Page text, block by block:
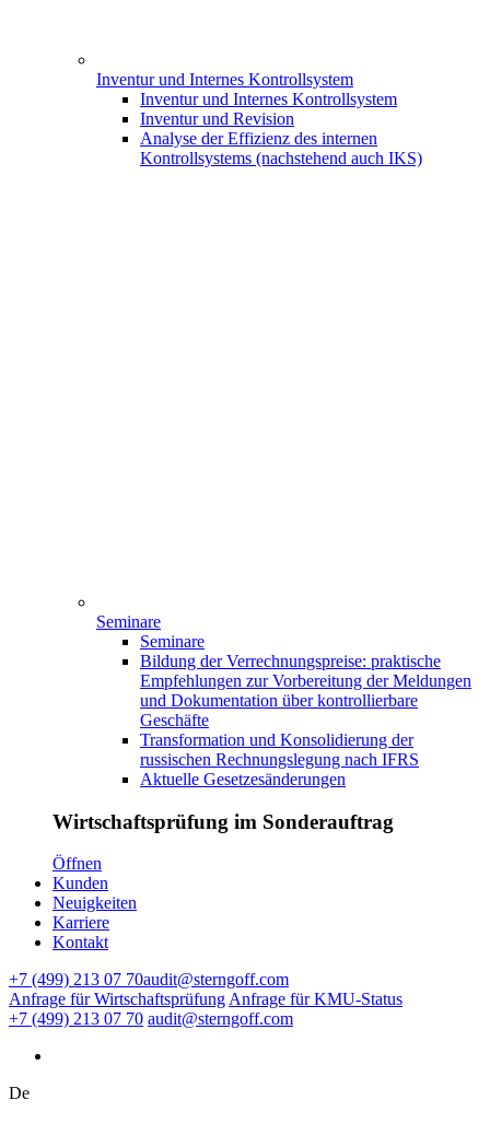
Inventur und Internes Kontrollsystem
Inventur und Internes Kontrollsystem
Inventur und Revision
Analyse der Effizienz des internen
Kontrollsystems (nachstehend auch IKS)
Seminare
Seminare
Bildung der Verrechnungspreise: praktische
Empfehlungen zur Vorbereitung der Meldungen
und Dokumentation über kontrollierbare
Geschäfte
Transformation und Konsolidierung der
russischen Rechnungslegung nach IFRS
Aktuelle Gesetzesänderungen
Wirtschaftsprüfung im Sonderauftrag
Ӧffnen
Kunden
Neuigkeiten
Karriere
Kontakt
+7 (499) 213 07 70audit@sterngoff.com
Anfrage für Wirtschaftsprüfung Anfrage für KMU-Status
+7 (499) 213 07 70 audit@sterngoff.com
De